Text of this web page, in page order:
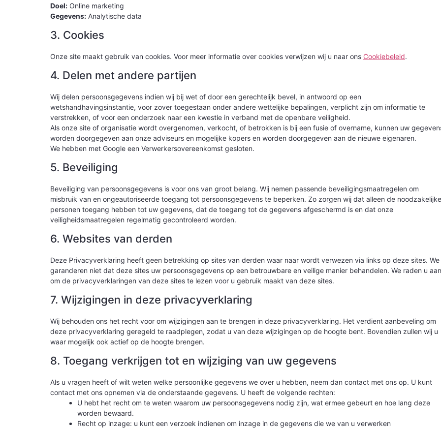
Doel: Online marketing
Gegevens: Analytische data
3. Cookies
Onze site maakt gebruik van cookies. Voor meer informatie over cookies verwijzen wij u naar ons Cookiebeleid.
4. Delen met andere partijen
Wij delen persoonsgegevens indien wij bij wet of door een gerechtelijk bevel, in antwoord op een
wetshandhavingsinstantie, voor zover toegestaan onder andere wettelijke bepalingen, verplicht zijn om informatie te
verstrekken, of voor een onderzoek naar een kwestie in verband met de openbare veiligheid.
Als onze site of organisatie wordt overgenomen, verkocht, of betrokken is bij een fusie of overname, kunnen uw
worden doorgegeven aan onze adviseurs en mogelijke kopers en worden doorgegeven aan de nieuwe eigenaren.
We hebben met Google een Verwerkersovereenkomst gesloten.
5. Beveiliging
Beveiliging van persoonsgegevens is voor ons van groot belang. Wij nemen passende beveiligingsmaatregelen om
misbruik van en ongeautoriseerde toegang tot persoonsgegevens te beperken. Zo zorgen wij dat alleen de noodzakelijke
personen toegang hebben tot uw gegevens, dat de toegang tot de gegevens afgeschermd is en dat onze
veiligheidsmaatregelen regelmatig gecontroleerd worden.
6. Websites van derden
Deze Privacyverklaring heeft geen betrekking op sites van derden waar naar wordt verwezen via links op deze sites. We
garanderen niet dat deze sites uw persoonsgegevens op een betrouwbare en veilige manier behandelen. We raden u aan
om de privacyverklaringen van deze sites te lezen voor u gebruik maakt van deze sites.
7. Wijzigingen in deze privacyverklaring
Wij behouden ons het recht voor om wijzigingen aan te brengen in deze privacyverklaring. Het verdient aanbeveling om
deze privacyverklaring geregeld te raadplegen, zodat u van deze wijzigingen op de hoogte bent. Bovendien zullen wij u
waar mogelijk ook actief op de hoogte brengen.
8. Toegang verkrijgen tot en wijziging van uw gegevens
Als u vragen heeft of wilt weten welke persoonlijke gegevens we over u hebben, neem dan contact met ons op. U kunt
contact met ons opnemen via de onderstaande gegevens. U heeft de volgende rechten:
U hebt het recht om te weten waarom uw persoonsgegevens nodig zijn, wat ermee gebeurt en hoe lang deze
worden bewaard.
Recht op inzage: u kunt een verzoek indienen om inzage in de gegevens die we van u verwerken